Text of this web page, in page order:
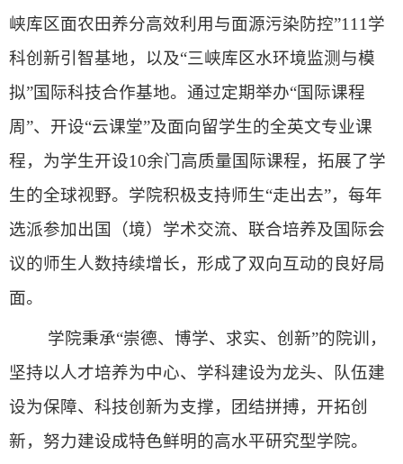
峡库区面农田养分高效利用与面源污染防控”111学
科创新引智基地，以及“三峡库区水环境监测与模
拟”国际科技合作基地。 通过定期举办“国际课程
周”、开设“云课堂”及面向留学生的全英文专业课
程，为学生开设10余门高质量国际课程，拓展了学
生的全球视野。学院积极支持师生“走出去”，每年
选派参加出国（境）学术交流、联合培养及国际会
议的师生人数持续增长，形成了双向互动的良好局
面。
学院秉承“崇德、博学、求实、创新”的院训，
坚持以人才培养为中心、学科建设为龙头、队伍建
设为保障、科技创新为支撑，团结拼搏，开拓创
新，努力建设成特色鲜明的高水平研究型学院。